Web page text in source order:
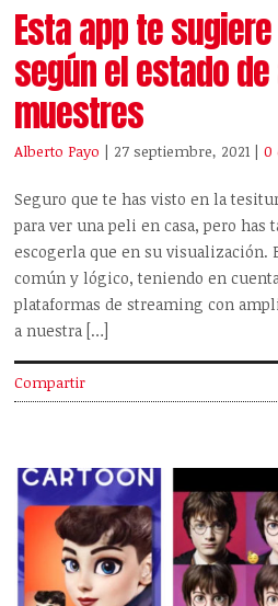
Esta app te
según el estado
muestres
Alberto Payo | 27 septiembre, 2021 |0
Seguro que te has visto en la
para ver una peli en casa, pero has
escogerla que en su visualización.
común y lógico, teniendo en
plataformas de streaming con
a nuestra […]
Compartir